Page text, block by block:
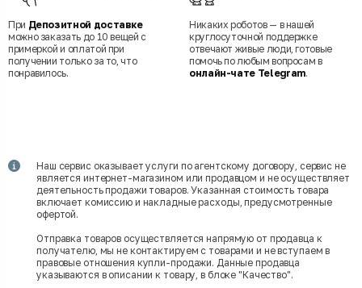
При Депозитной доставке
можно заказать до 10 вещей с
примеркой и оплатой при
получении только за то, что
понравилось.
Никаких роботов — в нашей
круглосуточной поддержке
отвечают живые люди, готовые
помочь по любым вопросам в
онлайн-чате Telegram.
Наш сервис оказывает услуги по агентскому договору, сервис не
является интернет-магазином или продавцом и не осуществляет
деятельность продажи товаров. Указанная стоимость товара
включает комиссию и накладные расходы, предусмотренные
офертой.
Отправка товаров осуществляется напрямую от продавца к
получателю, мы не контактируем с товарами и не вступаем в
правовые отношения купли-продажи. Данные продавца
указываются в описании к товару, в блоке "Качество".